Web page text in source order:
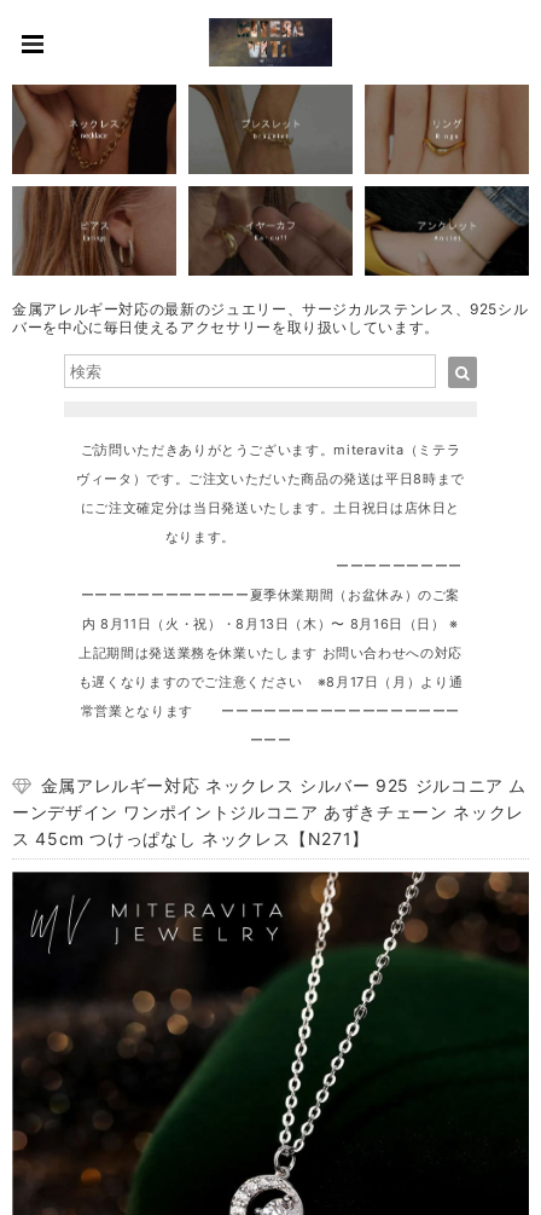
金属アレルギー対応の最新のジュエリー、サージカルステンレス、925シル
バーを中心に毎日使えるアクセサリーを取り扱いしています。
ご訪問いただきありがとうございます。miteravita（ミテラ
ヴィータ）です。ご注文いただいた商品の発送は平日8時まで
にご注文確定分は当日発送いたします。土日祝日は店休日と
なります。
ーーーーーーーーー
ーーーーーーーーーーーー夏季休業期間（お盆休み）のご案
内 8月11日（火・祝）・8月13日（木）〜 8月16日（日） ※
上記期間は発送業務を休業いたします お問い合わせへの対応
も遅くなりますのでご注意ください ※8月17日（月）より通
常営業となります ーーーーーーーーーーーーーーーーー
ーーー
金属アレルギー対応 ネックレス シルバー 925 ジルコニア ム
ーンデザイン ワンポイントジルコニア あずきチェーン ネックレ
ス 45cm つけっぱなし ネックレス【N271】